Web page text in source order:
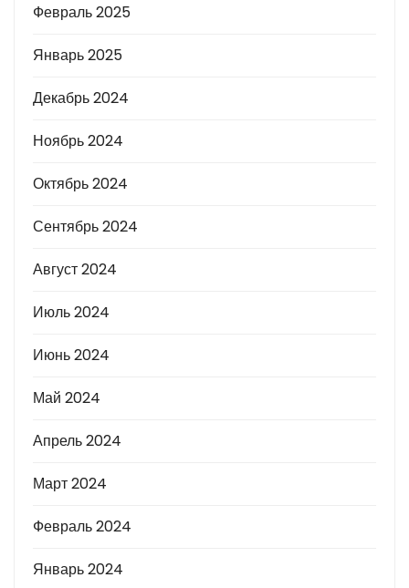
Февраль 2025
Январь 2025
Декабрь 2024
Ноябрь 2024
Октябрь 2024
Сентябрь 2024
Август 2024
Июль 2024
Июнь 2024
Май 2024
Апрель 2024
Март 2024
Февраль 2024
Январь 2024